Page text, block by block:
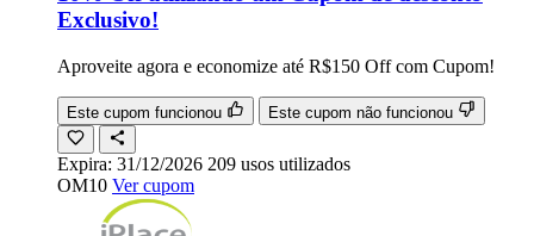
Exclusivo!
Aproveite agora e economize até R$150 Off com Cupom!
Este cupom funcionou Este cupom não funcionou
Expira: 31/12/2026 209 usos utilizados
OM10 Ver cupom